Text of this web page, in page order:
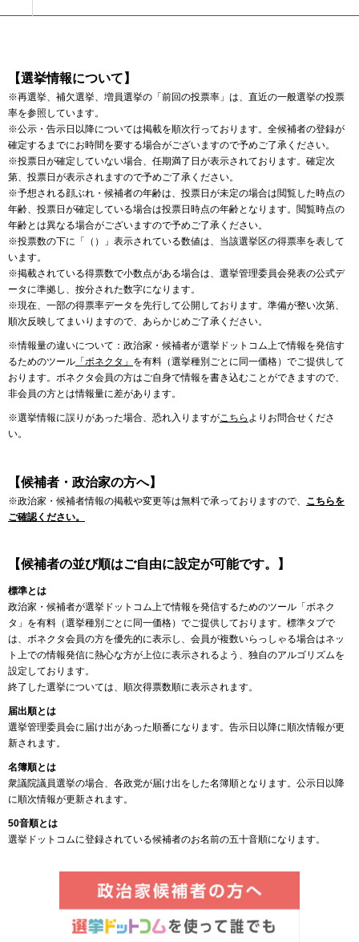
【選挙情報について】
※再選挙、補欠選挙、増員選挙の「前回の投票率」は、直近の一般選挙の投票
率を参照しています。
※公示・告示日以降については掲載を順次行っております。全候補者の登録が
確定するまでにお時間を要する場合がございますので予めご了承ください。
※投票日が確定していない場合、任期満了日が表示されております。確定次
第、投票日が表示されますので予めご了承ください。
※予想される顔ぶれ・候補者の年齢は、投票日が未定の場合は閲覧した時点の
年齢、投票日が確定している場合は投票日時点の年齢となります。閲覧時点の
年齢とは異なる場合がございますので予めご了承ください。
※投票数の下に「（）」表示されている数値は、当該選挙区の得票率を表して
います。
※掲載されている得票数で小数点がある場合は、選挙管理委員会発表の公式デ
ータに準拠し、按分された数字になります。
※現在、一部の得票率データを先行して公開しております。準備が整い次第、
順次反映してまいりますので、あらかじめご了承ください。
※情報量の違いについて：政治家・候補者が選挙ドットコム上で情報を発信す
るためのツール 「ボネクタ」 を有料（選挙種別ごとに同一価格）でご提供して
おります。ボネクタ会員の方はご自身で情報を書き込むことができますので、
非会員の方とは情報量に差があります。
※選挙情報に誤りがあった場合、恐れ入りますがこちら よりお問合せくださ
い。
【候補者・政治家の方へ】
※政治家・候補者情報の掲載や変更等は無料で承っておりますので、 こちらを
ご確認ください。
【候補者の並び順はご自由に設定が可能です。】
標準とは
政治家・候補者が選挙ドットコム上で情報を発信するためのツール「ボネク
タ」を有料（選挙種別ごとに同一価格）でご提供しております。標準タブで
は、ボネクタ会員の方を優先的に表示し、会員が複数いらっしゃる場合はネッ
ト上での情報発信に熱心な方が上位に表示されるよう、独自のアルゴリズムを
設定しております。
終了した選挙については、順次得票数順に表示されます。
届出順とは
選挙管理委員会に届け出があった順番になります。告示日以降に順次情報が更
新されます。
名簿順とは
衆議院議員選挙の場合、各政党が届け出をした名簿順となります。公示日以降
に順次情報が更新されます。
50音順とは
選挙ドットコムに登録されている候補者のお名前の五十音順になります。